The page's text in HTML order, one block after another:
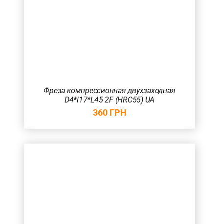
Фреза компрессионная двухзаходная
D4*l17*L45 2F (HRC55) UA
360 ГРН